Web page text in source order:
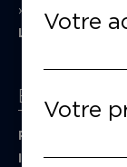
L’équipe
Espace pro
Privatiser une
Informations
Votre
Votre